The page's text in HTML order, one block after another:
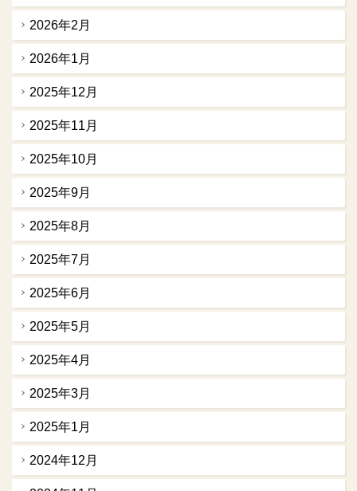
2026年2月
2026年1月
2025年12月
2025年11月
2025年10月
2025年9月
2025年8月
2025年7月
2025年6月
2025年5月
2025年4月
2025年3月
2025年1月
2024年12月